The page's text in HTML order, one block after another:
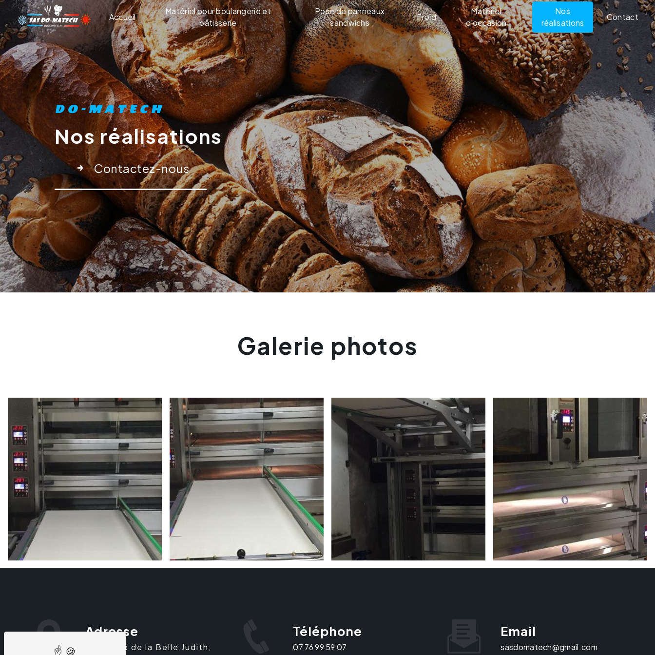
Accueil
Matériel pour boulangerie et
pâtisserie
Pose de panneaux
sandwichs
Froid
Matériel
d'occasion
Nos
réalisations
Contact
DO-MATECH
Nos réalisations
Contactez-nous
Galerie photos
Adresse
17 Ter rue de la Belle Judith,
Téléphone
07 76 99 59 07
Email
sasdomatech@gmail.com
Panneau de gestion des cookies